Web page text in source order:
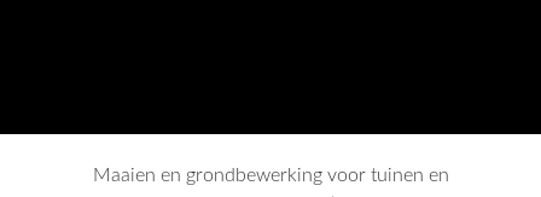
Maaien en grondbewerking voor tuinen en